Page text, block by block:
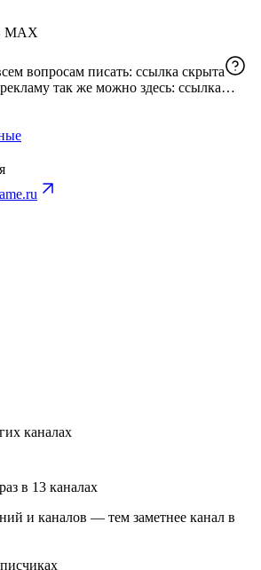
MAX
вопросам писать: ссылка скрыта
так же можно здесь: ссылка
каналах
раз в 13 каналах
и каналов — тем заметнее канал в